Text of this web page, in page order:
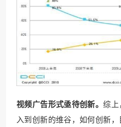
视频广告形式亟待创新。综上
入到创新的维谷，如何创新